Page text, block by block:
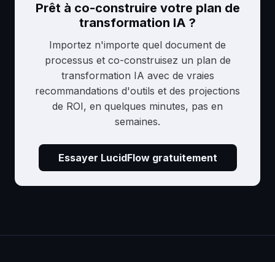
Prêt à co-construire votre plan de
transformation IA ?
Importez n'importe quel document de
processus et co-construisez un plan de
transformation IA avec de vraies
recommandations d'outils et des projections
de ROI, en quelques minutes, pas en
semaines.
Essayer LucidFlow gratuitement